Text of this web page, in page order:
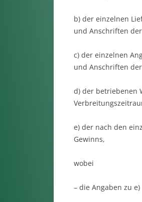
b) der einzelnen
und Anschriften
c) der einzelnen
und Anschriften
d) der betriebenen
e) der nach den
Gewinns,
wobei
– die Angaben zu